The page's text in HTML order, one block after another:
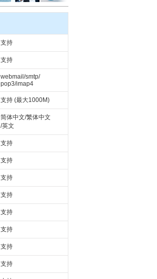
支持
支持
webmail/smtp/
pop3/imap4
支持 (最大1000M)
简体中文/繁体中文
/英文
支持
支持
支持
支持
支持
支持
支持
支持